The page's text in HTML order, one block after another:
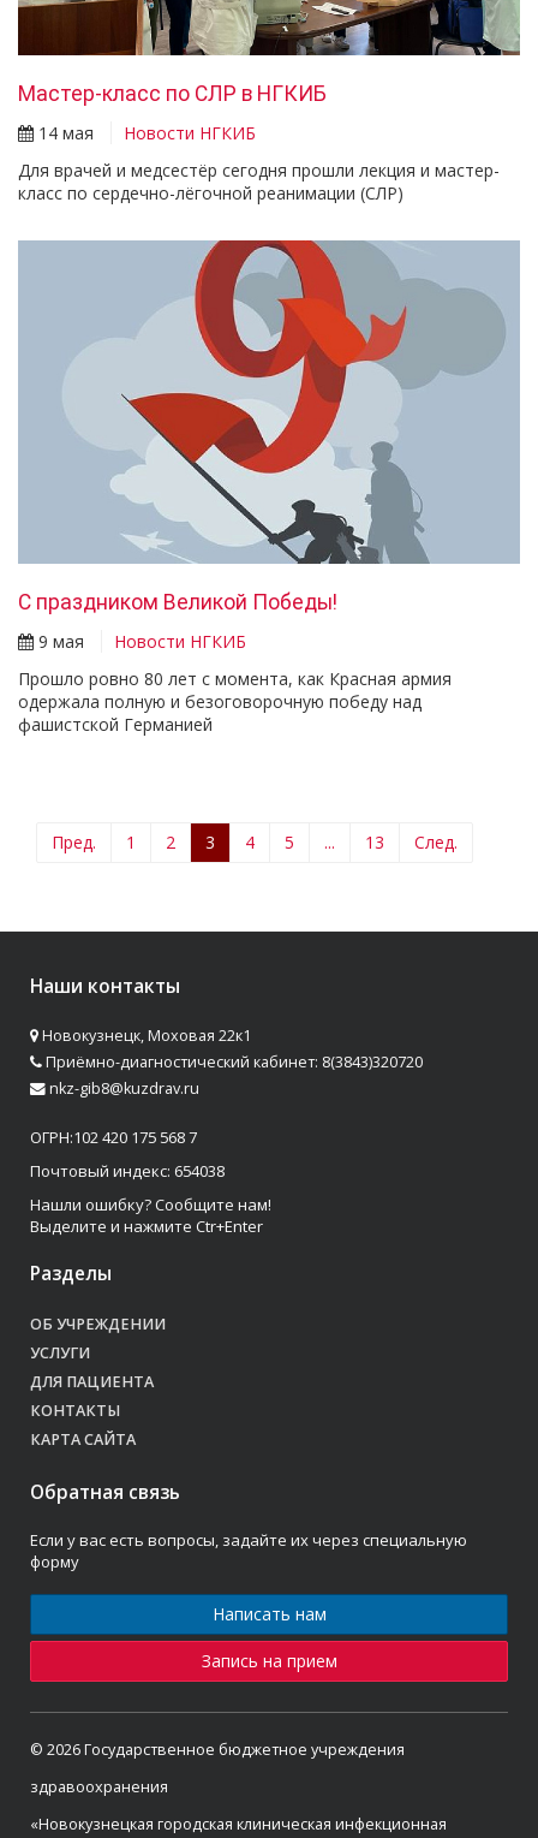
Мастер-класс по СЛР в НГКИБ
14 мая
Новости НГКИБ
Для врачей и медсестёр сегодня прошли лекция и мастер-
класс по сердечно-лёгочной реанимации (СЛР)
С праздником Великой Победы!
9 мая
Новости НГКИБ
Прошло ровно 80 лет с момента, как Красная армия
одержала полную и безоговорочную победу над
фашистской Германией
Пред. 1 2 3 4 5 ... 13 След.
Наши контакты
Новокузнецк, Моховая 22к1
Приёмно-диагностический кабинет: 8(3843)320720
nkz-gib8@kuzdrav.ru
ОГРН:102 420 175 568 7
Почтовый индекс: 654038
Нашли ошибку? Сообщите нам!
Выделите и нажмите Ctr+Enter
Разделы
ОБ УЧРЕЖДЕНИИ
УСЛУГИ
ДЛЯ ПАЦИЕНТА
КОНТАКТЫ
КАРТА САЙТА
Обратная связь
Если у вас есть вопросы, задайте их через специальную
форму
Написать нам
Запись на прием
© 2026 Государственное бюджетное учреждения
здравоохранения
«Новокузнецкая городская клиническая инфекционная